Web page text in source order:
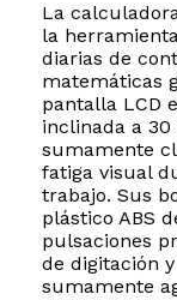
La
la
diarias de
matemáticas
pantalla LCD
inclinada a
sumamente
fatiga visual
trabajo. Sus
plástico ABS
pulsaciones
de digitación
sumamente